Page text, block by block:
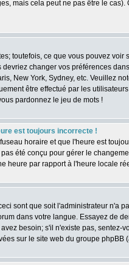
mais cela peut ne pas être le
toutefois, ce que vous pouvez
devriez changer vos préférences
New York, Sydney, etc. Veuillez
être effectué par les
pardonnez le jeu de mots !
est toujours incorrecte !
horaire et que l'heure est
été conçu pour gérer le
heure par rapport à l'heure locale
sont que soit l'administrateur n'a
dans votre langue. Essayez de
besoin; s'il n'existe pas, sentez-
sur le site web du groupe